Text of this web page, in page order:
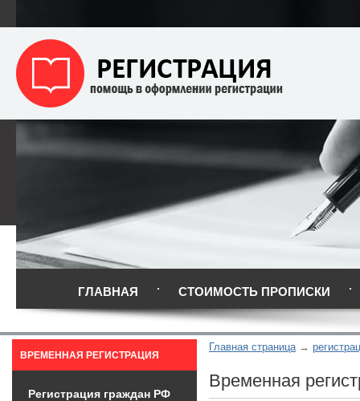
ГЛАВНАЯ СТОИМОСТЬ ПРОПИСКИ
Главная страница
Временная
ВРЕМЕННАЯ РЕГИСТРАЦИЯ
Регистрация граждан РФ